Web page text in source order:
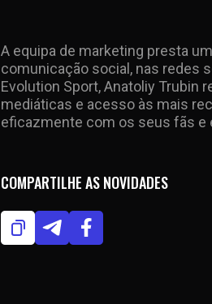
A equipa de marketing presta
comunicação social, nas redes
Evolution Sport, Anatoliy Trubin
mediáticas e acesso às mais
eficazmente com os seus fãs e
COMPARTILHE AS NOVIDADES